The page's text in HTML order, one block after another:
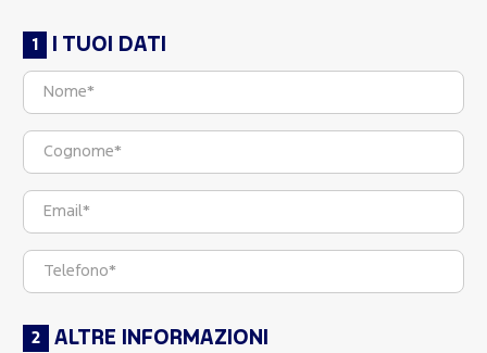
I TUOI DATI
ALTRE INFORMAZIONI